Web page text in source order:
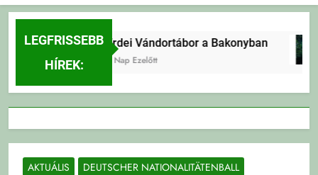
LEGFRISSEBB
HÍREK:
Erdei Vándortábor a Bakonyban
2 Nap Ezelőtt
AKTUÁLIS
DEUTSCHER NATIONALITÄTENBALL